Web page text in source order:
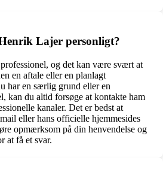
Lajer personligt?
og det kan være svært at
en aftale eller en planlagt
har en særlig grund eller en
kan du altid forsøge at kontakte ham
kanaler. Det er bedst at
eller hans officielle hjemmesides
opmærksom på din henvendelse og
at få et svar.